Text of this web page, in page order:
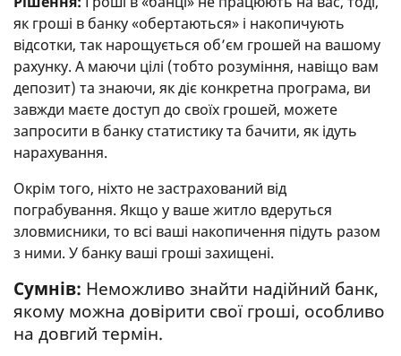
як гроші в банку «обертаються» і накопичують
відсотки, так нарощується об’єм грошей на вашому
рахунку. А маючи цілі (тобто розуміння, навіщо вам
депозит) та знаючи, як діє конкретна програма, ви
завжди маєте доступ до своїх грошей, можете
запросити в банку статистику та бачити, як ідуть
нарахування.
Окрім того, ніхто не застрахований від
пограбування. Якщо у ваше житло вдеруться
зловмисники, то всі ваші накопичення підуть разом
з ними. У банку ваші гроші захищені.
Сумнів: Неможливо знайти надійний банк,
якому можна довірити свої гроші, особливо
на довгий термін.